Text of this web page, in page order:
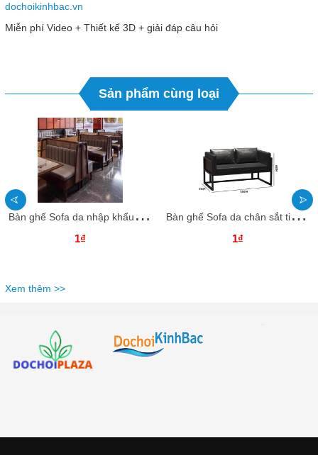
dochoikinhbac.vn
Miễn phí Video + Thiết kế 3D + giải đáp câu hỏi
Sản phẩm cùng loại
B
àn ghế Sofa da nhập khẩu BGSFKB01 Dochoikinhbac Sản phẩm cho khu vui chơi giải trí,quán coffee
1₫
B
àn ghế Sofa da chân sắt tiện dụng SFBAKB17 Dochoikinhbac Sản phẩm cho khu vui chơi giải trí
1₫
Xem thêm >>